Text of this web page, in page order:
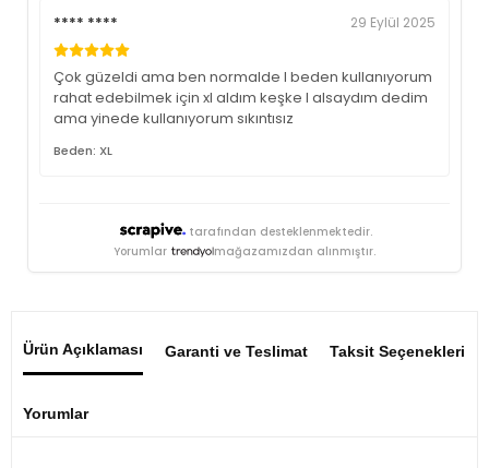
**** **** 29 Eylül 2025
Çok güzeldi ama ben normalde l beden kullanıyorum
rahat edebilmek için xl aldım keşke l alsaydım dedim
ama yinede kullanıyorum sıkıntısız
Beden: XL
tarafından desteklenmektedir.
Yorumlar
mağazamızdan alınmıştır.
Ürün Açıklaması Garanti ve Teslimat Taksit Seçenekleri
Yorumlar